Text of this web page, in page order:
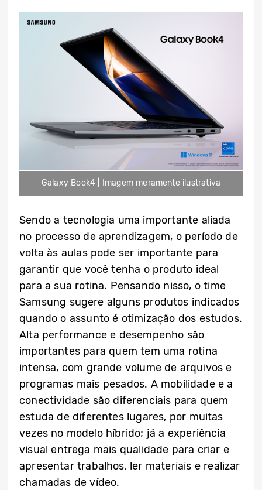
Galaxy Book4 | Imagem meramente ilustrativa
Sendo a tecnologia uma importante aliada
no processo de aprendizagem, o período de
volta às aulas pode ser importante para
garantir que você tenha o produto ideal
para a sua rotina. Pensando nisso, o time
Samsung sugere alguns produtos indicados
quando o assunto é otimização dos estudos.
Alta performance e desempenho são
importantes para quem tem uma rotina
intensa, com grande volume de arquivos e
programas mais pesados. A mobilidade e a
conectividade são diferenciais para quem
estuda de diferentes lugares, por muitas
vezes no modelo híbrido; já a experiência
visual entrega mais qualidade para criar e
apresentar trabalhos, ler materiais e realizar
chamadas de vídeo.